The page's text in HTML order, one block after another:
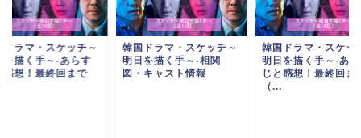
ドラマ・スケッチ～
を描く手～-あらす
感想！最終回まで
韓国ドラマ・スケッチ～
明日を描く手～-相関
図・キャスト情報
韓国ドラマ・スケッ
明日を描く手～-あ
じと感想！最終回ま
（...